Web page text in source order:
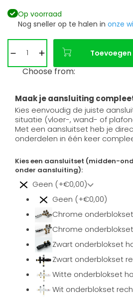
Op voorraad
Nog sneller op te halen in onze
Choose from:
Maak je aansluiting
Kies eenvoudig de juiste
situatie (vloer-, wand- of
Met een aansluitset heb je
onderdelen in één keer
Kies een aansluitset (midden-
onder aansluiting):
Geen (+€0,00)
Geen (+€0,00)
Chrome
Chrome
Zwart onderblokset
Zwart onderblokset
Witte onderblokset
Wit onderblokset